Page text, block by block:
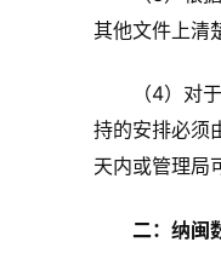
其他文件上清
（4）对
持的安排必须
天内或管理局
二：纳闽